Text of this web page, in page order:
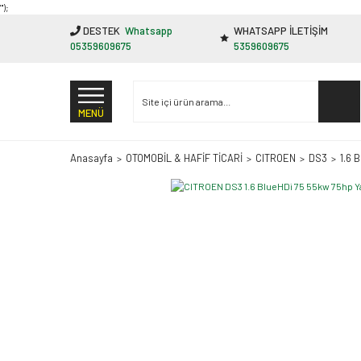
"');
DESTEK Whatsapp
05359609675
WHATSAPP İLETİŞİM
5359609675
MENÜ
Anasayfa OTOMOBİL & HAFİF TİCARİ CITROEN DS3 1.6